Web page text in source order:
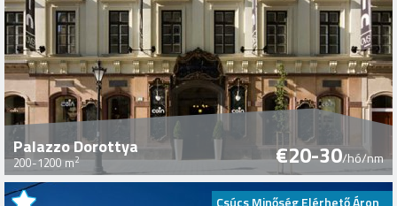
Palazzo Dorottya
200-1200 m2 €20-30/hó/nm
Csúcs Minőség Elérhető Áron